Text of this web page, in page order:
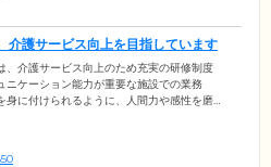
介護サービス向上を目指しています
、介護サービス向上のため充実の研修制度
ニケーション能力が重要な施設での業務
身に付けられるように、人間力や感性を磨
す。さらに、ケアマイスター制度を採用。